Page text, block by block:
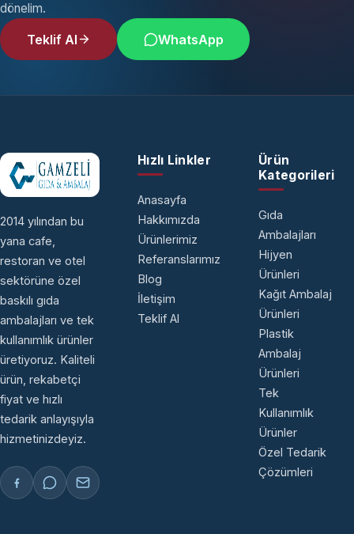
dönelim.
Teklif Al WhatsApp
2014 yılından bu
yana cafe,
restoran ve otel
sektörüne özel
baskılı gıda
ambalajları ve tek
kullanımlık ürünler
üretiyoruz. Kaliteli
ürün, rekabetçi
fiyat ve hızlı
tedarik anlayışıyla
hizmetinizdeyiz.
Hızlı Linkler
Anasayfa
Hakkımızda
Ürünlerimiz
Referanslarımız
Blog
İletişim
Teklif Al
Ürün
Kategorileri
Gıda
Ambalajları
Hijyen
Ürünleri
Kağıt Ambalaj
Ürünleri
Plastik
Ambalaj
Ürünleri
Tek
Kullanımlık
Ürünler
Özel Tedarik
Çözümleri